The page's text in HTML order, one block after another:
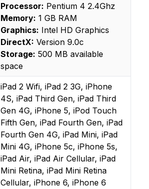
Processor: Pentium 4 2.4Ghz
Memory: 1 GB RAM
Graphics: Intel HD Graphics
DirectX: Version 9.0c
Storage: 500 MB available
space
iPad 2 Wifi, iPad 2 3G, iPhone
4S, iPad Third Gen, iPad Third
Gen 4G, iPhone 5, iPod Touch
Fifth Gen, iPad Fourth Gen, iPad
Fourth Gen 4G, iPad Mini, iPad
Mini 4G, iPhone 5c, iPhone 5s,
iPad Air, iPad Air Cellular, iPad
Mini Retina, iPad Mini Retina
Cellular, iPhone 6, iPhone 6